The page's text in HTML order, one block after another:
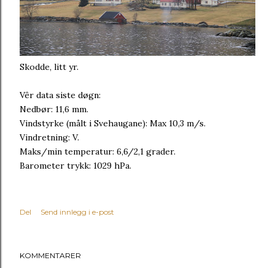
Skodde, litt yr.
Vêr data siste døgn:
Nedbør: 11,6 mm.
Vindstyrke (målt i Svehaugane): Max 10,3 m/s.
Vindretning: V.
Maks/min temperatur: 6,6/2,1 grader.
Barometer trykk: 1029 hPa.
Del Send innlegg i e-post
KOMMENTARER